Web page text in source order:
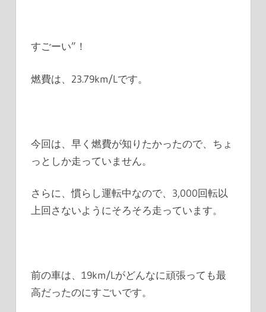
すごーい”！
燃費は、23.79km/Lです。
今回は、早く燃費が知りたかったので、ちょ
っとしか走っていません。
さらに、慣らし運転中なので、3,000回転以
上回さないようにそろそろ走っています。
前の車は、19km/Lがどんなに頑張っても最
高だったのにすごいです。